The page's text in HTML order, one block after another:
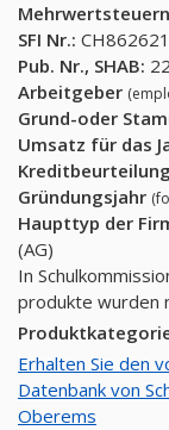
SFI Nr.:
Pub. Nr., SHAB:
Arbeitgeber
Grund-oder
Umsatz für das
Kreditbeurteilung
Gründungsjahr
Haupttyp der
(AG)
In
produkte wurden
Erhalten Sie den
Datenbank von
Oberems